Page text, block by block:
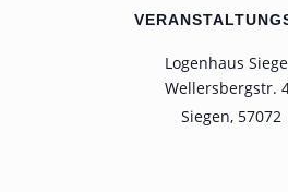
Logenhaus
Wellersbergstr.
Siegen, 57072